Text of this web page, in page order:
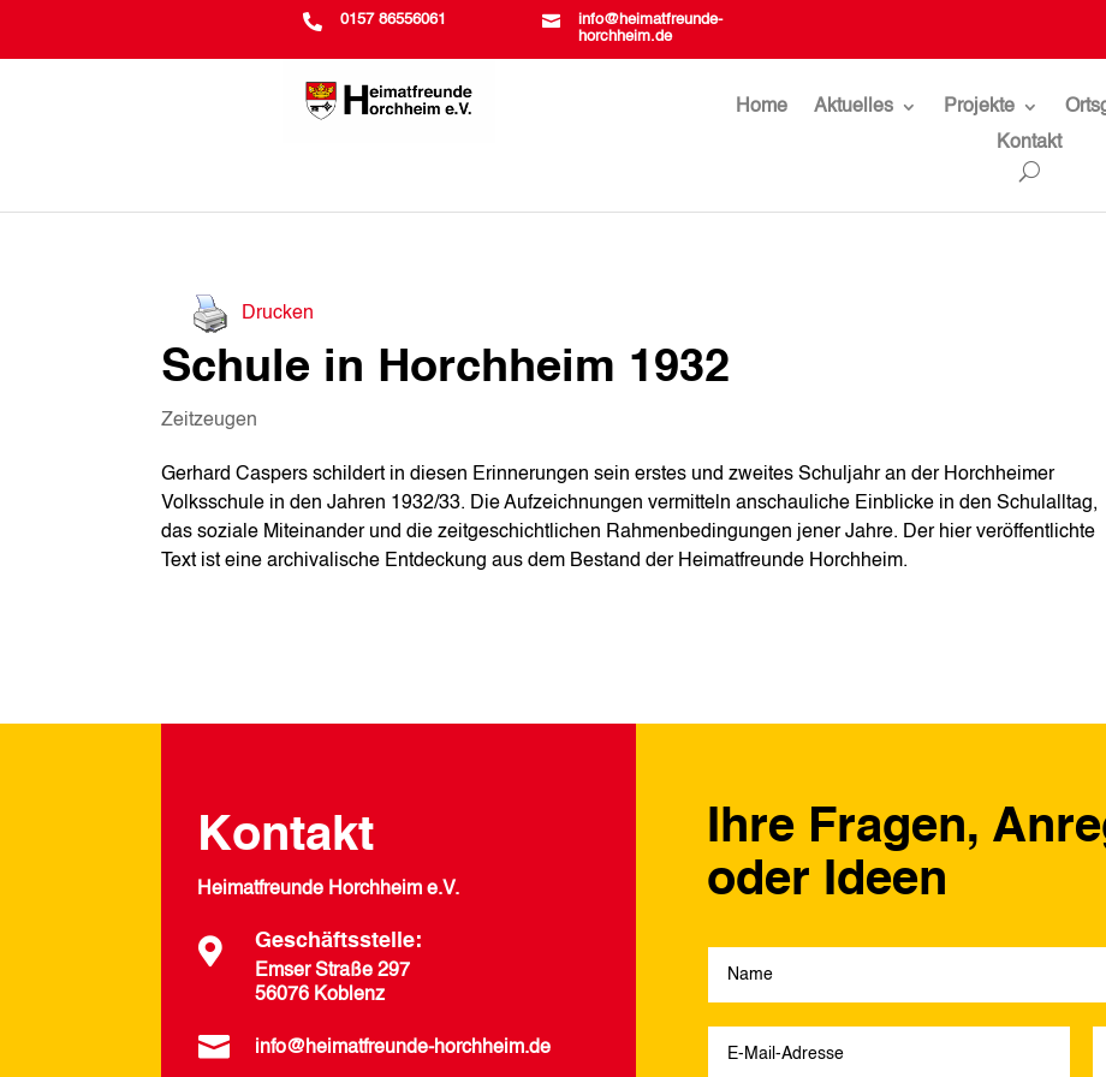
 0157 86556061 
info@heimatfreunde-
horchheim.de
Home Aktuelles Projekte
Kontakt
Drucken
Schule in Horchheim 1932
Zeitzeugen
Gerhard Caspers schildert in diesen Erinnerungen sein erstes und zweites Schuljahr an der Horchheimer
Volksschule in den Jahren 1932/33. Die Aufzeichnungen vermitteln anschauliche Einblicke in den Schulalltag,
das soziale Miteinander und die zeitgeschichtlichen Rahmenbedingungen jener Jahre. Der hier veröffentlichte
Text ist eine archivalische Entdeckung aus dem Bestand der Heimatfreunde Horchheim.
Kontakt
Heimatfreunde Horchheim e.V.
 Geschäftsstelle:
Emser Straße 297
56076 Koblenz
 info@heimatfreunde-horchheim.de
Ihre Fragen,
oder Ideen